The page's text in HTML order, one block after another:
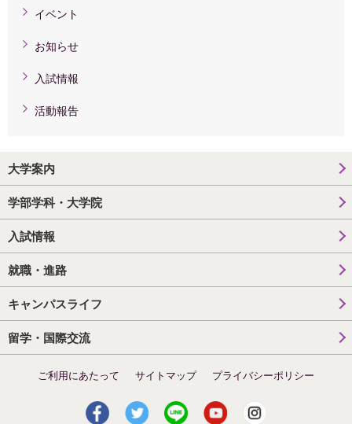
イベント
お知らせ
入試情報
活動報告
大学案内
学部学科・大学院
入試情報
就職・進路
キャンパスライフ
留学・国際交流
ご利用にあたって サイトマップ プライバシーポリシー